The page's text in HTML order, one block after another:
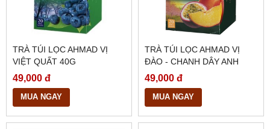
TRÀ TÚI LỌC AHMAD VỊ
VIỆT QUẤT 40G
49,000 đ
MUA NGAY
TRÀ TÚI LỌC AHMAD VỊ
ĐÀO - CHANH DÂY ANH
QUỐC 40G
49,000 đ
MUA NGAY